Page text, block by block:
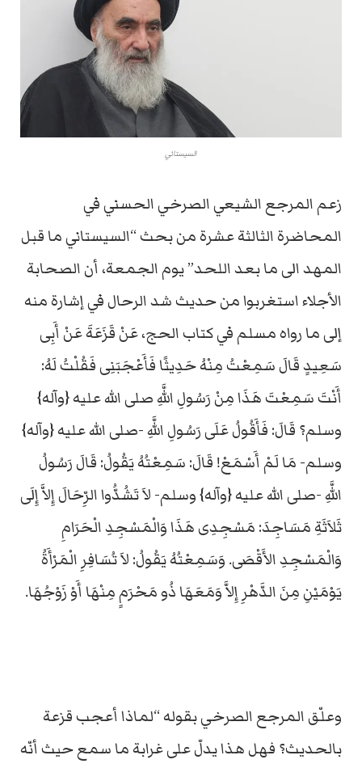
السيستاني
زعم المرجع الشيعي الصرخي الحسني في
المحاضرة الثالثة عشرة من بحث “السيستاني ما قبل
المهد الى ما بعد اللحد” يوم الجمعة، أن الصحابة
الأجلاء استغربوا من حديث شد الرحال في إشارة منه
إلى ما رواه مسلم في كتاب الحج، عَنْ قَزَعَةَ عَنْ أَبِى
سَعِيدٍ قَالَ سَمِعْتُ مِنْهُ حَدِيثًا فَأَعْجَبَنِى فَقُلْتُ لَهُ:
أَنْتَ سَمِعْتَ هَذَا مِنْ رَسُولِ اللَّهِ صلى الله عليه {وآله}
وسلم؟ قَالَ: فَأَقُولُ عَلَى رَسُولِ اللَّهِ -صلى الله عليه {وآله}
وسلم- مَا لَمْ أَسْمَعْ! قَالَ: سَمِعْتُهُ يَقُولُ: قَالَ رَسُولُ
اللَّهِ -صلى الله عليه {وآله} وسلم- لاَ تَشُدُّوا الرِّحَالَ إِلاَّ إِلَى
ثَلاَثَةِ مَسَاجِدَ: مَسْجِدِى هَذَا وَالْمَسْجِدِ الْحَرَامِ
وَالْمَسْجِدِ الأَقْصَى. وَسَمِعْتُهُ يَقُولُ: لاَ تُسَافِرِ الْمَرْأَةُ
يَوْمَيْنِ مِنَ الدَّهْرِ إِلاَّ وَمَعَهَا ذُو مَحْرَمٍ مِنْهَا أَوْ زَوْجُهَا.
وعلّق المرجع الصرخي بقوله “لماذا أعجب قزعة
بالحديث؟ فهل هذا يدلّ على غرابة ما سمع حيث أنّه